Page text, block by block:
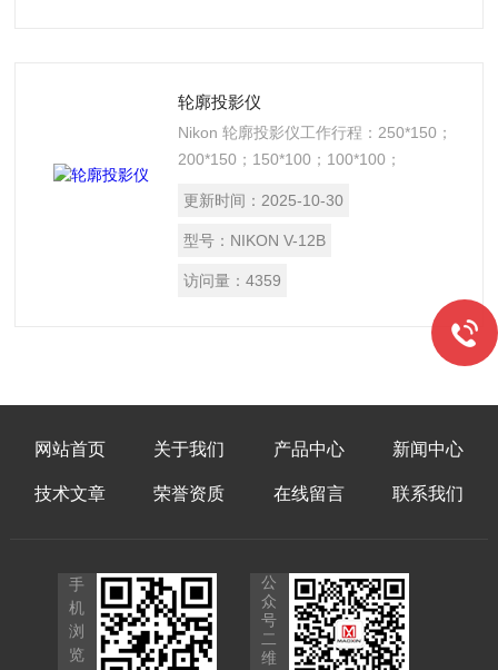
轮廓投影仪
Nikon 轮廓投影仪工作行程：250*150；
200*150；150*100；100*100；
显示精度：0.0001m 测量精度：
（3+L/50）um 工作台尺寸：
更新时间： 2025-10-30
型号： NIKON V-12B
访问量： 4359
网站首页 关于我们 产品中心 新闻中心
技术文章 荣誉资质 在线留言 联系我们
手
机
浏
览
公
众
号
二
维